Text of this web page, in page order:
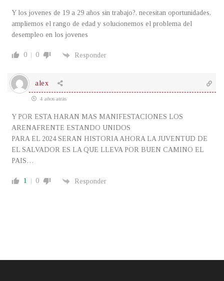
Y los jovenes de 19 a 29 años sin trabajo?, necesitan oportunidades,
ampliemos el rango de edad y solucionemos el problema del
desempleo en los jovenes
0 0 Responder
alex
4 años atrás
Y POR ESTA HARAN MAS MANIFESTACIONES LOS
ARENAFRENTE ESTANDO UNIDOS
PARA EL 2024 SERAN HISTORIA AHORA LA JUVENTUD DE
EL SALVADOR ES LA QUE LLEVA POR BUEN CAMINO EL
PAIS…
1 0 Responder